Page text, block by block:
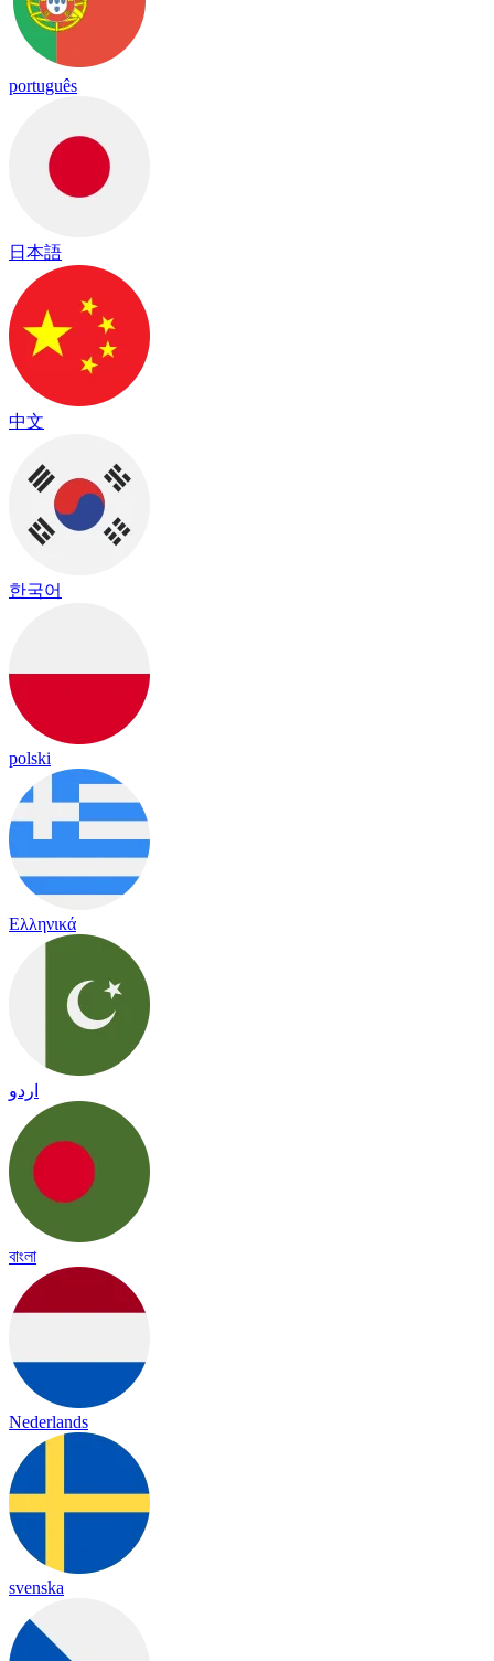
português
日本語
中文
한국어
polski
Ελληνικά
اردو
বাংলা
Nederlands
svenska